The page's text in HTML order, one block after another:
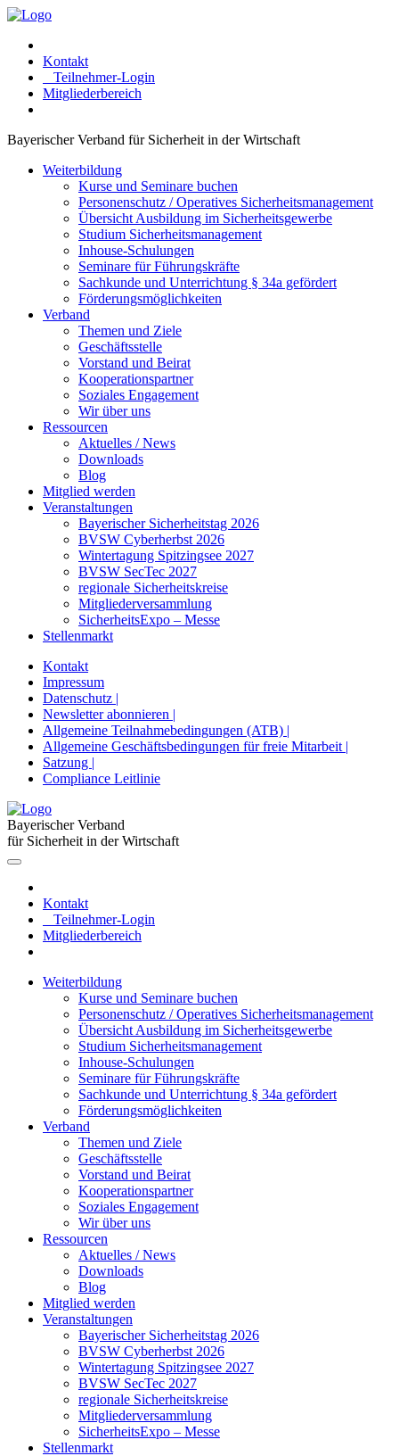
Kontakt
Teilnehmer-Login
Mitgliederbereich
Bayerischer Verband für Sicherheit in der Wirtschaft
Weiterbildung
Kurse und Seminare buchen
Personenschutz / Operatives Sicherheitsmanagement
Übersicht Ausbildung im Sicherheitsgewerbe
Studium Sicherheitsmanagement
Inhouse-Schulungen
Seminare für Führungskräfte
Sachkunde und Unterrichtung § 34a gefördert
Förderungsmöglichkeiten
Verband
Themen und Ziele
Geschäftsstelle
Vorstand und Beirat
Kooperationspartner
Soziales Engagement
Wir über uns
Ressourcen
Aktuelles / News
Downloads
Blog
Mitglied werden
Veranstaltungen
Bayerischer Sicherheitstag 2026
BVSW Cyberherbst 2026
Wintertagung Spitzingsee 2027
BVSW SecTec 2027
regionale Sicherheitskreise
Mitgliederversammlung
SicherheitsExpo – Messe
Stellenmarkt
Kontakt
Impressum
Datenschutz |
Newsletter abonnieren |
Allgemeine Teilnahmebedingungen (ATB) |
Allgemeine Geschäftsbedingungen für freie Mitarbeit |
Satzung |
Compliance Leitlinie
Bayerischer Verband
für Sicherheit in der Wirtschaft
Kontakt
Teilnehmer-Login
Mitgliederbereich
Weiterbildung
Kurse und Seminare buchen
Personenschutz / Operatives Sicherheitsmanagement
Übersicht Ausbildung im Sicherheitsgewerbe
Studium Sicherheitsmanagement
Inhouse-Schulungen
Seminare für Führungskräfte
Sachkunde und Unterrichtung § 34a gefördert
Förderungsmöglichkeiten
Verband
Themen und Ziele
Geschäftsstelle
Vorstand und Beirat
Kooperationspartner
Soziales Engagement
Wir über uns
Ressourcen
Aktuelles / News
Downloads
Blog
Mitglied werden
Veranstaltungen
Bayerischer Sicherheitstag 2026
BVSW Cyberherbst 2026
Wintertagung Spitzingsee 2027
BVSW SecTec 2027
regionale Sicherheitskreise
Mitgliederversammlung
SicherheitsExpo – Messe
Stellenmarkt